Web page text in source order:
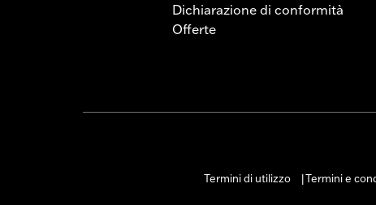
Dichiarazione di conformità
Offerte
Termini di utilizzo
Termini e